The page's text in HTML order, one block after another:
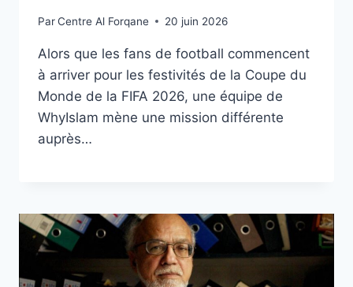
ParCentre Al Forqane 20 juin 2026
Alors que les fans de football commencent
à arriver pour les festivités de la Coupe du
Monde de la FIFA 2026, une équipe de
WhyIslam mène une mission différente
auprès…